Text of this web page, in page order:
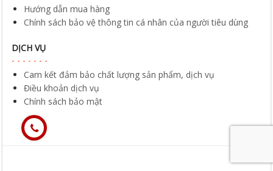
Hướng dẫn mua hàng
Chính sách bảo vệ thông tin cá nhân của người tiêu dùng
DỊCH VỤ
Cam kết đảm bảo chất lượng sản phẩm, dịch vụ
Điều khoản dịch vụ
Chính sách bảo mật